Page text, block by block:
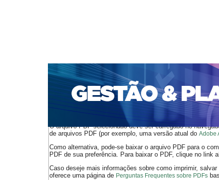
CAPA SOBRE ACESSO CADASTRO
PORTAL DE REVISTAS DA UNIFACS
SUBMISSÕES
PARA SUBMISSÃO DE ARTIGOS
TUTORIAL PARA
Capa v. 20, jan./dez. 2019>
O arquivo PDF selecionado deve ser carregado no
de arquivos PDF (por exemplo, uma versão atual do Adobe
Como alternativa, pode-se baixar o arquivo PDF para o
PDF de sua preferência. Para baixar o PDF, clique no link
Caso deseje mais informações sobre como imprimir,
oferece uma página de Perguntas Frequentes sobre PDFs